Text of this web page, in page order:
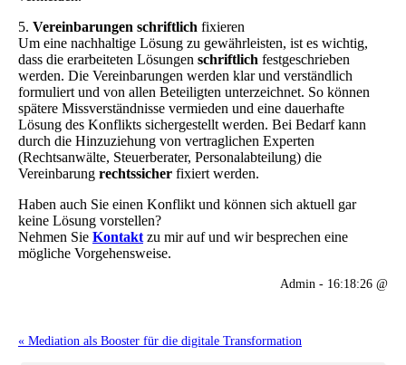
5. Vereinbarungen schriftlich fixieren
Um eine nachhaltige Lösung zu gewährleisten, ist es wichtig,
dass die erarbeiteten Lösungen schriftlich festgeschrieben
werden. Die Vereinbarungen werden klar und verständlich
formuliert und von allen Beteiligten unterzeichnet. So können
spätere Missverständnisse vermieden und eine dauerhafte
Lösung des Konflikts sichergestellt werden. Bei Bedarf kann
durch die Hinzuziehung von vertraglichen Experten
(Rechtsanwälte, Steuerberater, Personalabteilung) die
Vereinbarung rechtssicher fixiert werden.
Haben auch Sie einen Konflikt und können sich aktuell gar
keine Lösung vorstellen?
Nehmen Sie Kontakt zu mir auf und wir besprechen eine
mögliche Vorgehensweise.
Admin - 16:18:26 @
« Mediation als Booster für die digitale Transformation